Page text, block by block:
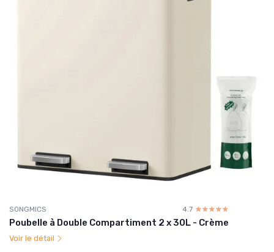
SONGMICS 4.7 ☆☆☆☆☆
★★★★★
Poubelle à Double Compartiment 2 x 30L - Crème
Voir le détail